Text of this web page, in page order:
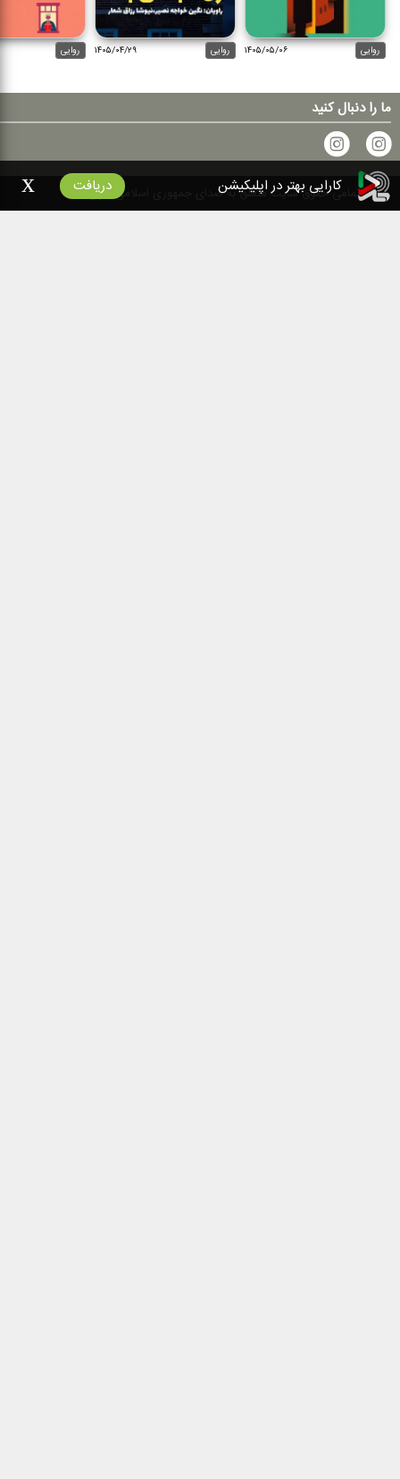
روایی ۱۴۰۵/۰۵/۰۶ روایی ۱۴۰۵/۰۴/۲۹ روایی
ما را دنبال کنید
۱۴۰۰ تمامی حقوق سایت متعلق به صدای جمهوری اسلامی ایران است
کارایی بهتر در اپلیکیشن دریافت x